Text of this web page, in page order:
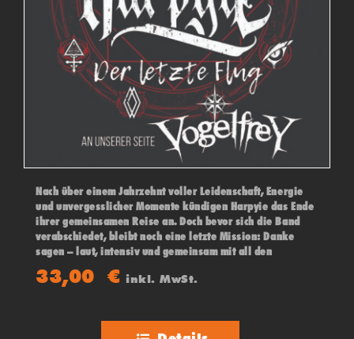
Nach über einem Jahrzehnt voller Leidenschaft, Energie
und unvergesslicher Momente kündigen Harpyie das Ende
ihrer gemeinsamen Reise an. Doch bevor sich die Band
verabschiedet, bleibt noch eine letzte Mission: Danke
sagen – laut, intensiv und gemeinsam mit all den
ihrer Seite: VOGELFREY.
33,00€ inkl. MwSt.